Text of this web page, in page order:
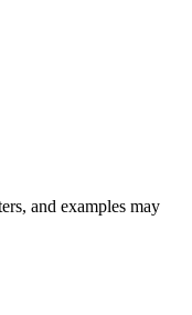
and examples may